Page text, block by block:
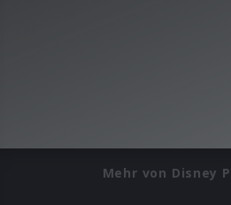
Mehr von Disney